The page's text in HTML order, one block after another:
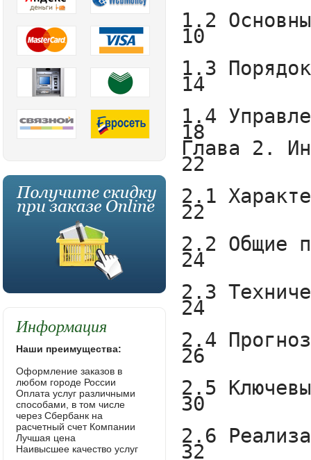
Информация
Наши преимущества:
Оформление заказов в
любом городе России
Оплата услуг различными
способами, в том числе
через Сбербанк на
расчетный счет Компании
Лучшая цена
Наивысшее качество услуг